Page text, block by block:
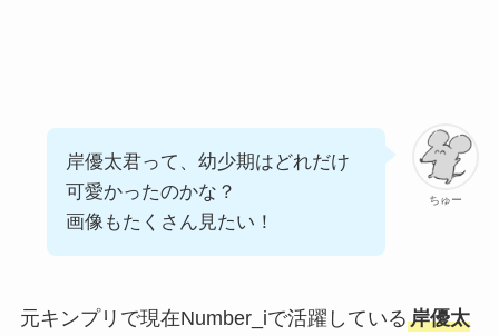
ちゅー
岸優太君って、幼少期はどれだけ
可愛かったのかな？
画像もたくさん見たい！
元キンプリで現在Number_iで活躍している岸優太